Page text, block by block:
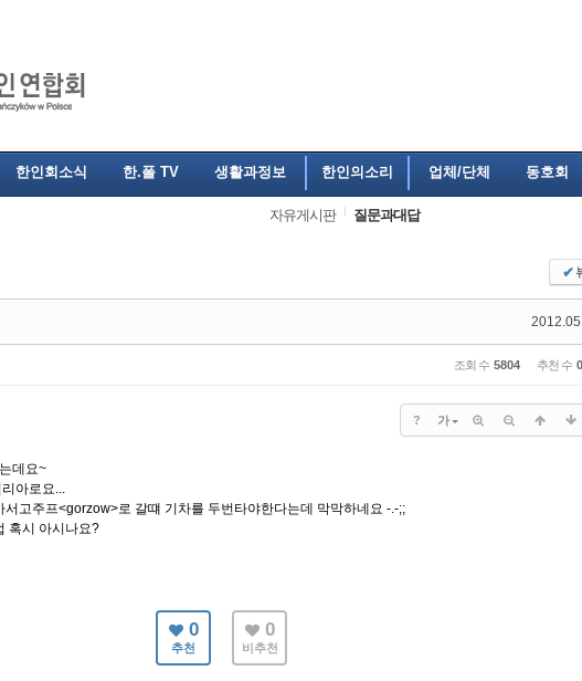
한인회소식 한.폴 TV 생활과정보 한인의소리 업체/단체 동호회
자유게시판 질문과대답
✔
조회 수 5804 추천 수 0
? 가
데요~
아로요...
고주프<gorzow>로 갈떄 기차를 두번타야한다는데 막막하네요 -.-;;
혹시 아시나요?
0
추천
0
비추천